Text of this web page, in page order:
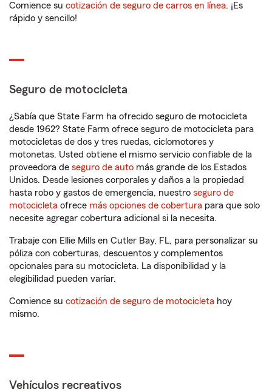
Comience su cotización de seguro de carros en línea. ¡Es
rápido y sencillo!
Seguro de motocicleta
¿Sabía que State Farm ha ofrecido seguro de motocicleta
desde 1962? State Farm ofrece seguro de motocicleta para
motocicletas de dos y tres ruedas, ciclomotores y
motonetas. Usted obtiene el mismo servicio confiable de la
proveedora de seguro de auto más grande de los Estados
Unidos. Desde lesiones corporales y daños a la propiedad
hasta robo y gastos de emergencia, nuestro seguro de
motocicleta ofrece más opciones de cobertura para que solo
necesite agregar cobertura adicional si la necesita.
Trabaje con Ellie Mills en Cutler Bay, FL, para personalizar su
póliza con coberturas, descuentos y complementos
opcionales para su motocicleta. La disponibilidad y la
elegibilidad pueden variar.
Comience su cotización de seguro de motocicleta hoy
mismo.
Vehículos recreativos